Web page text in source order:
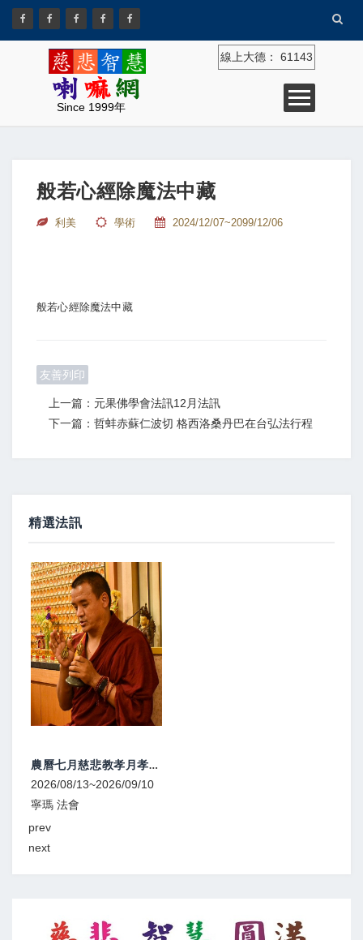
Since 1999年
線上大德： 61143
般若心經除魔法中藏
利美 學術 2024/12/07~2099/12/06
般若心經除魔法中藏
友善列印
上一篇：元果佛學會法訊12月法訊
下一篇：哲蚌赤蘇仁波切 格西洛桑丹巴在台弘法行程
精選法訊
農曆七月慈悲教孝月孝親薦亡系列法會
2026/08/13~2026/09/10
寧瑪 法會
prev
next